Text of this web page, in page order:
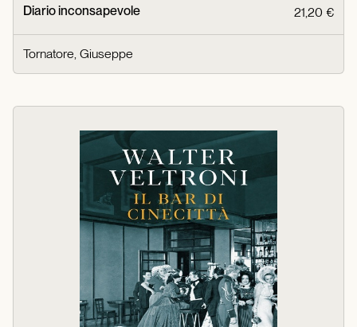
Diario inconsapevole 21,20 €
Tornatore, Giuseppe